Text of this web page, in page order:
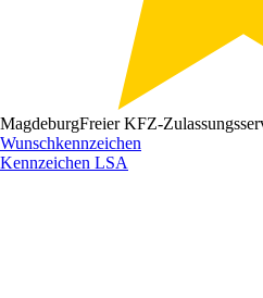
MagdeburgFreier KFZ-
Wunschkennzeichen
Kennzeichen LSA